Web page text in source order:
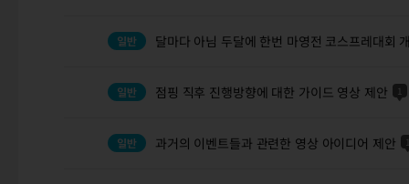
달마다 아님 두달에 한번 마영전 코스프레대회
점핑 직후 진행방향에 대한 가이드 영상 제안 1
과거의 이벤트들과 관련한 영상 아이디어 제안